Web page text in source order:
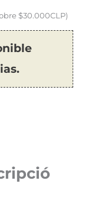
$30.000CLP)